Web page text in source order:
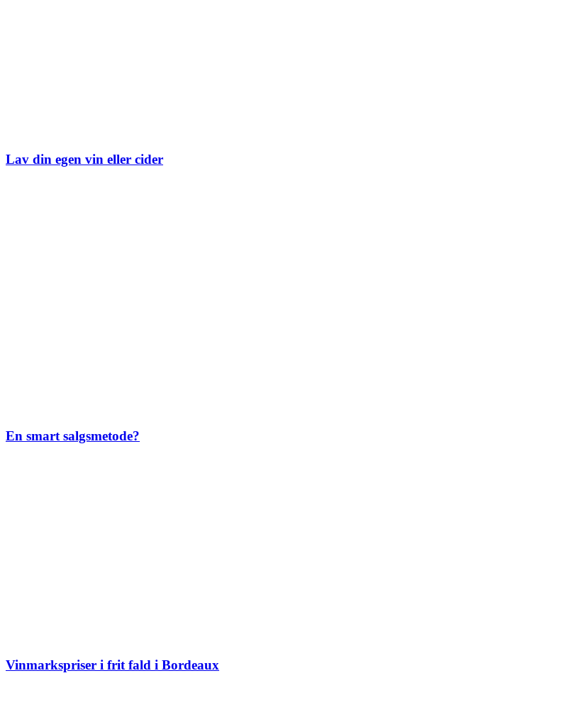
Lav din egen vin eller cider
En smart salgsmetode?
Vinmarkspriser i frit fald i Bordeaux